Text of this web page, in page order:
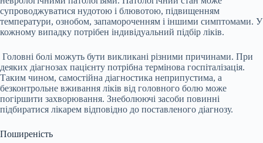
супроводжуватися нудотою і блювотою, підвищенням
температури, ознобом, запамороченням і іншими симптомами. У
кожному випадку потрібен індивідуальний підбір ліків.
Головні болі можуть бути викликані різними причинами. При
деяких діагнозах пацієнту потрібна термінова госпіталізація.
Таким чином, самостійна діагностика неприпустима, а
безконтрольне вживання ліків від головного болю може
погіршити захворювання. Знеболюючі засоби повинні
підбиратися лікарем відповідно до поставленого діагнозу.
Поширеність